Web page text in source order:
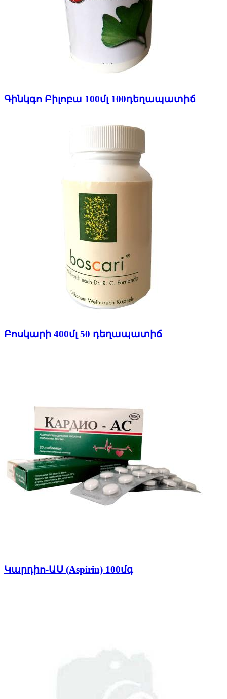
Գինկգո Բիլոբա 100մլ 100դեղապատիճ
Բոսկարի 400մլ 50 դեղապատիճ
Կարդիո-ԱՍ (Aspirin) 100մգ